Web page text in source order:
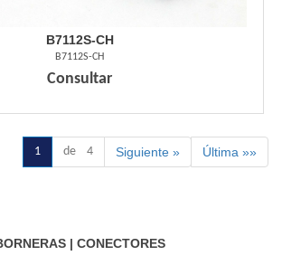
B7112S-CH
B7112S-CH
Consultar
1 de 4 Siguiente » Última »»
| CONECTORES